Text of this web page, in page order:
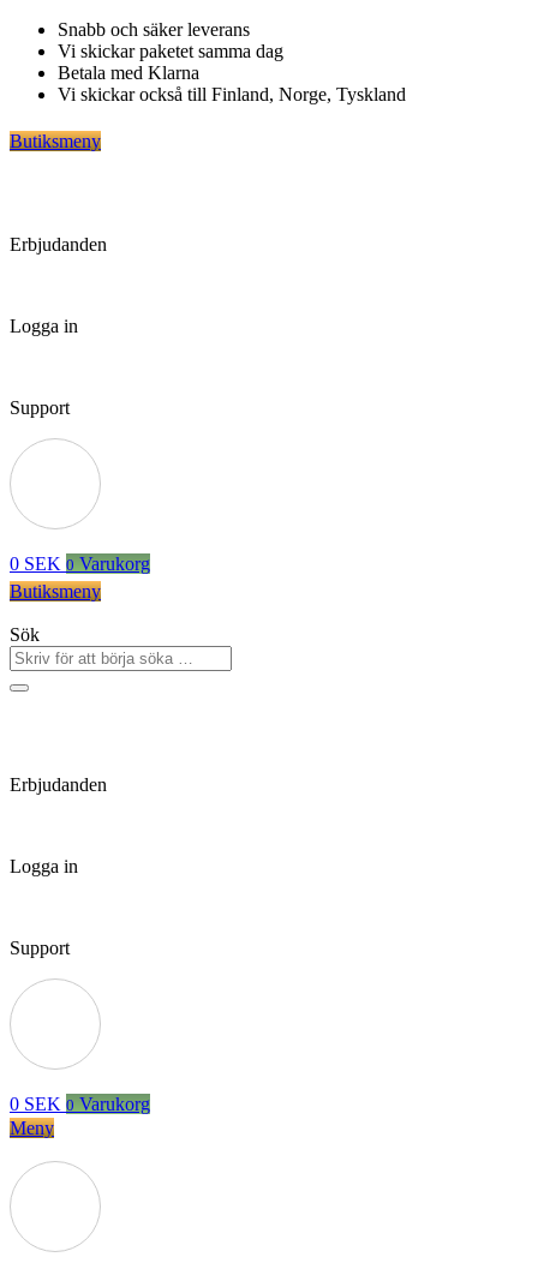
Hoppa
innehåll
Snabb och säker leverans
Vi skickar paketet samma dag
Betala med Klarna
Vi skickar också till Finland, Norge, Tyskland
Butiksmeny
Erbjudanden
Logga in
Support
0 SEK 0 Varukorg
Butiksmeny
Sök
Erbjudanden
Logga in
Support
0 SEK 0 Varukorg
Meny